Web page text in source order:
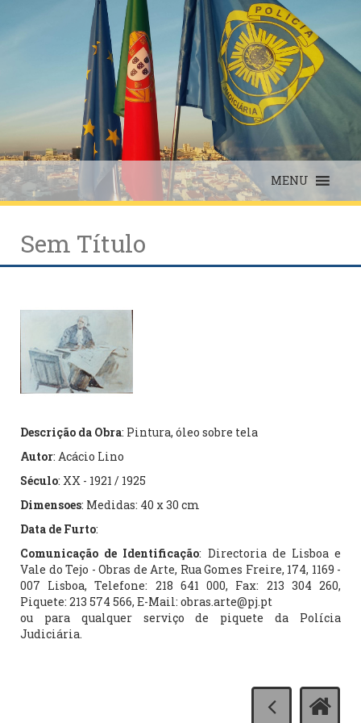
MENU
Sem Título
Descrição da Obra: Pintura, óleo sobre tela
Autor: Acácio Lino
Século: XX - 1921 / 1925
Dimensoes: Medidas: 40 x 30 cm
Data de Furto:
Comunicação de Identificação: Directoria de Lisboa e
Vale do Tejo - Obras de Arte, Rua Gomes Freire, 174, 1169 -
007 Lisboa, Telefone: 218 641 000, Fax: 213 304 260,
Piquete: 213 574 566, E-Mail: obras.arte@pj.pt
ou para qualquer serviço de piquete da Polícia
Judiciária.